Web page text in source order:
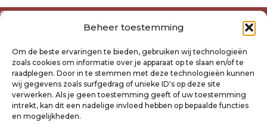
Beheer toestemming
Om de beste ervaringen te bieden, gebruiken wij technologieën
zoals cookies om informatie over je apparaat op te slaan en/of te
raadplegen. Door in te stemmen met deze technologieën kunnen
wij gegevens zoals surfgedrag of unieke ID's op deze site
verwerken. Als je geen toestemming geeft of uw toestemming
intrekt, kan dit een nadelige invloed hebben op bepaalde functies
en mogelijkheden.
Over ons
Algemene voorwaarden
Privacyverklaring Raysland
Cookiebeleid
Mijn account
Klantenservice